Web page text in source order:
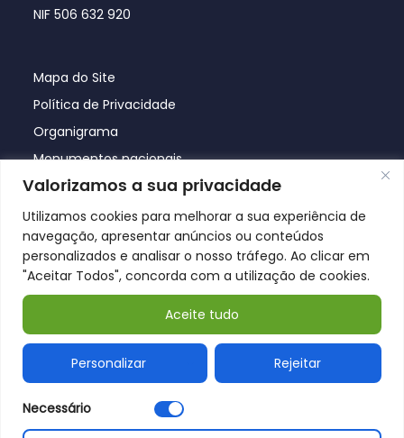
Valorizamos a sua privacidade
Utilizamos cookies para melhorar a sua experiência de
navegação, apresentar anúncios ou conteúdos
personalizados e analisar o nosso tráfego. Ao clicar em
"Aceitar Todos", concorda com a utilização de cookies.
Personalizar Rejeitar
Aceite tudo
Necessário
NIF 506 632 920
Mapa do Site
Política de Privacidade
Organigrama
Monumentos nacionais
© Póvoa de Lanhoso 2026